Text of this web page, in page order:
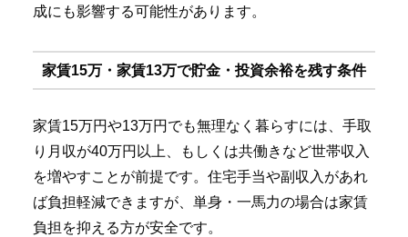
成にも影響する可能性があります。
家賃15万・家賃13万で貯金・投資余裕を残す条件
家賃15万円や13万円でも無理なく暮らすには、手取
り月収が40万円以上、もしくは共働きなど世帯収入
を増やすことが前提です。住宅手当や副収入があれ
ば負担軽減できますが、単身・一馬力の場合は家賃
負担を抑える方が安全です。